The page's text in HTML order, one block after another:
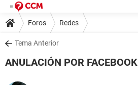
Foros Redes
Tema Anterior
ANULACIÓN POR FACEBOOK